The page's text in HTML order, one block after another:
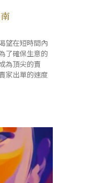
望在短時間內
了確保生意的
為頂尖的賣
家出單的速度